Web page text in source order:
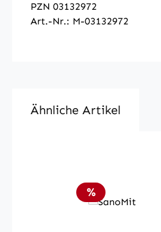
PZN 03132972
Art.-Nr.: M-03132972
Ähnliche Artikel
Rabatt
%